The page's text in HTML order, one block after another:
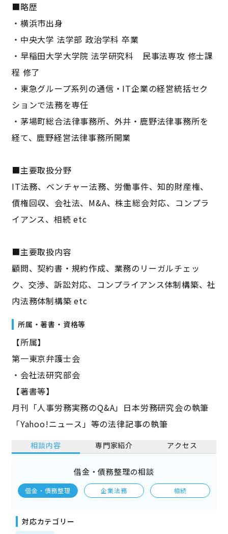
■略歴
・横浜市出身
・中央大学 法学部 政治学科 卒業
・早稲田大学大学院 法学研究科 民事法専攻 修士課
程 修了
・東急グループ系列の通信・IT企業の経営統括セク
ションで法務を専任
・茅場町総合法律事務所、外井・鹿野法律事務所を
経て、鹿野経営法律事務所開業
■主要取扱分野
IT法務、ベンチャー法務、労働事件、知的財産権、
債権回収、会社法、M&A、株主総会対応、コンプラ
イアンス、相続 etc
■主要取扱内容
顧問、契約書・規約作成、業務のリーガルチェッ
ク、交渉、訴訟対応、コンプライアンス体制構築、社
内法務体制構築 etc
所属・著書・資格等
【所属】
第一東京弁護士会
・会社法研究部会
【著書等】
月刊「人事労務実務のQ&A」日本労務研究会の執筆
「Yahoo!ニュース」等の法律記事の執筆
相談内容 専門家紹介 アクセス
借金・債務整理の相談
借金・債務整理 企業法務 相続
対応カテゴリー